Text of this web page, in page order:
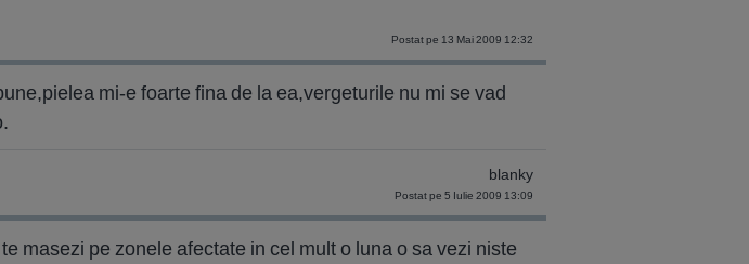
Postat pe 13 Mai 2009 12:32
mi-e foarte fina de la ea,vergeturile nu mi se vad
blanky
Postat pe 5 Iulie 2009 13:09
masezi pe zonele afectate in cel mult o luna o sa vezi niste